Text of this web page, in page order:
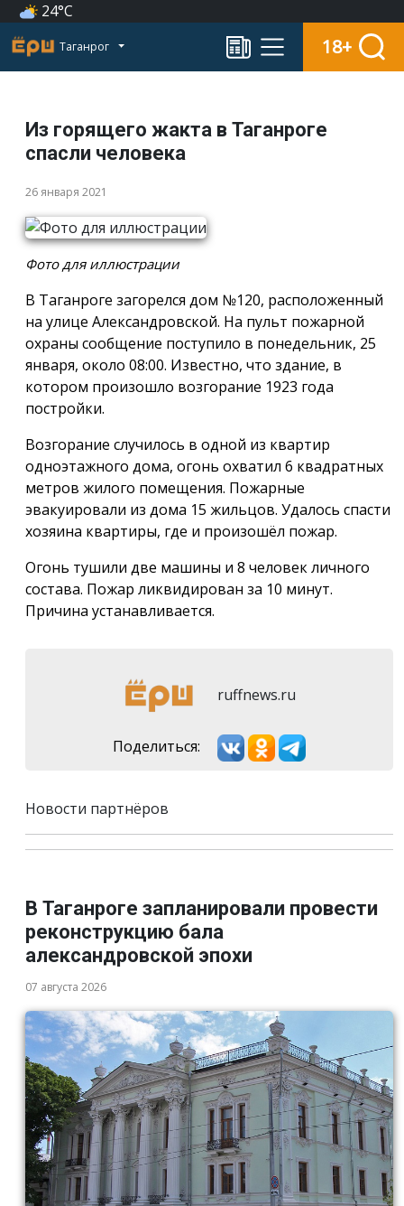
24°C
Таганрог 18+
Из горящего жакта в Таганроге
спасли человека
26 января 2021
Фото для иллюстрации
В Таганроге загорелся дом №120, расположенный
на улице Александровской. На пульт пожарной
охраны сообщение поступило в понедельник, 25
января, около 08:00. Известно, что здание, в
котором произошло возгорание 1923 года
постройки.
Возгорание случилось в одной из квартир
одноэтажного дома, огонь охватил 6 квадратных
метров жилого помещения. Пожарные
эвакуировали из дома 15 жильцов. Удалось спасти
хозяина квартиры, где и произошёл пожар.
Огонь тушили две машины и 8 человек личного
состава. Пожар ликвидирован за 10 минут.
Причина устанавливается.
ruffnews.ru
Поделиться:
Новости партнёров
В Таганроге запланировали провести
реконструкцию бала
александровской эпохи
07 августа 2026